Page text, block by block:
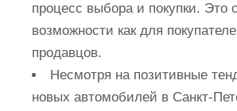
процесс выбора и покупки. Это
возможности как для
продавцов.
Несмотря на позитивные
новых автомобилей в Санкт-